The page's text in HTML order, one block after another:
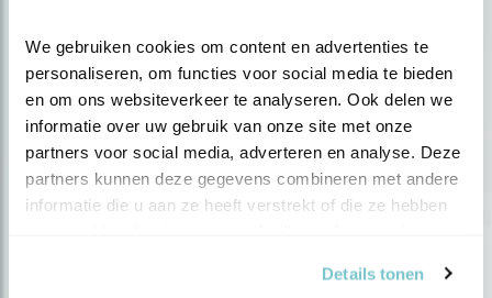
We gebruiken cookies om content en advertenties te
personaliseren, om functies voor social media te bieden
en om ons websiteverkeer te analyseren. Ook delen we
informatie over uw gebruik van onze site met onze
partners voor social media, adverteren en analyse. Deze
partners kunnen deze gegevens combineren met andere
informatie die u aan ze heeft verstrekt of die ze hebben
Details tonen